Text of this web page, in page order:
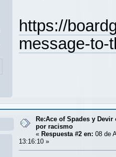
https://
message-to-
Re:Ace of Spades y
por racismo
« Respuesta #2 en: 08 de
13:16:10 »